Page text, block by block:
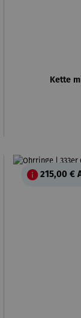
Kette
215,00 €